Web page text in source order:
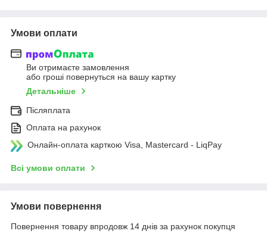
Умови оплати
Ви отримаєте замовлення
або гроші повернуться на вашу картку
Детальніше
Післяплата
Оплата на рахунок
Онлайн-оплата карткою Visa, Mastercard - LiqPay
Всі умови оплати
Умови повернення
Повернення товару впродовж 14 днів за рахунок покупця